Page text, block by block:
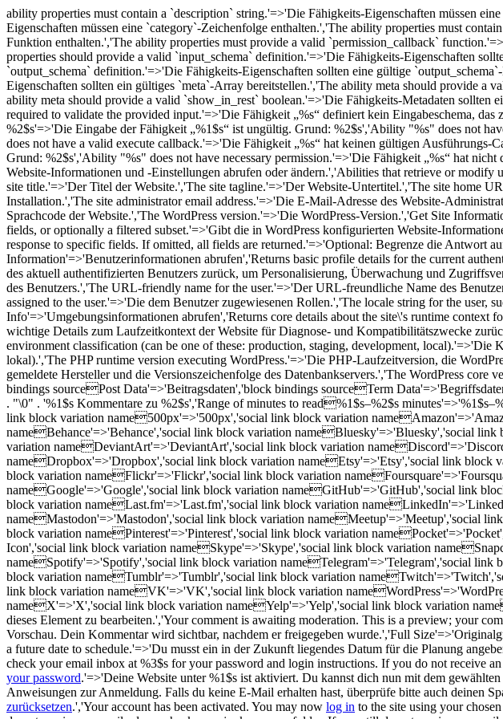
ability properties must contain a `description` string.'=>'Die Fähigkeits-Eigenschaften müssen
Eigenschaften müssen eine `category`-Zeichenfolge enthalten.','The ability properties must
Funktion enthalten.','The ability properties must provide a valid `permission_callback`
properties should provide a valid `input_schema` definition.'=>'Die Fähigkeits-Eigenschaften
`output_schema` definition.'=>'Die Fähigkeits-Eigenschaften sollten eine gültige
Eigenschaften sollten ein gültiges `meta`-Array bereitstellen.','The ability meta should provide a
ability meta should provide a valid `show_in_rest` boolean.'=>'Die Fähigkeits-Metadaten
required to validate the provided input.'=>'Die Fähigkeit „%s“ definiert kein Eingabeschema,
%2$s'=>'Die Eingabe der Fähigkeit „%1$s“ ist ungültig. Grund: %2$s','Ability "%s" does not
does not have a valid execute callback.'=>'Die Fähigkeit „%s“ hat keinen gültigen
Grund: %2$s','Ability "%s" does not have necessary permission.'=>'Die Fähigkeit „%s“ hat
Website-Informationen und -Einstellungen abrufen oder ändern.','Abilities that retrieve or
site title.'=>'Der Titel der Website.','The site tagline.'=>'Der Website-Untertitel.','The site home
Installation.','The site administrator email address.'=>'Die E-Mail-Adresse des Website-
Sprachcode der Website.','The WordPress version.'=>'Die WordPress-Version.','Get Site
fields, or optionally a filtered subset.'=>'Gibt die in WordPress konfigurierten Website-
response to specific fields. If omitted, all fields are returned.'=>'Optional: Begrenze die Antwort
Information'=>'Benutzerinformationen abrufen','Returns basic profile details for the current
des aktuell authentifizierten Benutzers zurück, um Personalisierung, Überwachung und
des Benutzers.','The URL-friendly name for the user.'=>'Der URL-freundliche Name des
assigned to the user.'=>'Die dem Benutzer zugewiesenen Rollen.','The locale string for the
Info'=>'Umgebungsinformationen abrufen','Returns core details about the site\'s runtime
wichtige Details zum Laufzeitkontext der Website für Diagnose- und Kompatibilitätszwecke
environment classification (can be one of these: production, staging, development,
lokal).','The PHP runtime version executing WordPress.'=>'Die PHP-Laufzeitversion, die
gemeldete Hersteller und die Versionszeichenfolge des Datenbankservers.','The WordPress
bindings sourcePost Data'=>'Beitragsdaten','block bindings sourceTerm
. "\0" . '%1$s Kommentare zu %2$s','Range of minutes to read%1$s–%2$s
link block variation name500px'=>'500px','social link block variation
nameBehance'=>'Behance','social link block variation nameBluesky'=>'Bluesky','social
variation nameDeviantArt'=>'DeviantArt','social link block variation
nameDropbox'=>'Dropbox','social link block variation nameEtsy'=>'Etsy','social link block
block variation nameFlickr'=>'Flickr','social link block variation
nameGoogle'=>'Google','social link block variation nameGitHub'=>'GitHub','social link
block variation nameLast.fm'=>'Last.fm','social link block variation
nameMastodon'=>'Mastodon','social link block variation nameMeetup'=>'Meetup','social
block variation namePinterest'=>'Pinterest','social link block variation
Icon','social link block variation nameSkype'=>'Skype','social link block variation
nameSpotify'=>'Spotify','social link block variation nameTelegram'=>'Telegram','social
block variation nameTumblr'=>'Tumblr','social link block variation
link block variation nameVK'=>'VK','social link block variation
nameX'=>'X','social link block variation nameYelp'=>'Yelp','social link block variation
dieses Element zu bearbeiten.','Your comment is awaiting moderation. This is a preview; your
Vorschau. Dein Kommentar wird sichtbar, nachdem er freigegeben wurde.','Full
a future date to schedule.'=>'Du musst ein in der Zukunft liegendes Datum für die Planung
check your email inbox at %3$s for your password and login instructions. If you do not receive
your password.'=>'Deine Website unter %1$s ist aktiviert. Du kannst dich nun mit dem
Anweisungen zur Anmeldung. Falls du keine E-Mail erhalten hast, überprüfe bitte auch deinen
zurücksetzen.','Your account has been activated. You may now log in to the site using your